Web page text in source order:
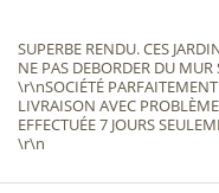
SUPERBE RENDU. CES
NE PAS DEBORDER DU MUR
\r\nSOCIÉTÉ
LIVRAISON AVEC
EFFECTUÉE 7 JOURS
\r\n